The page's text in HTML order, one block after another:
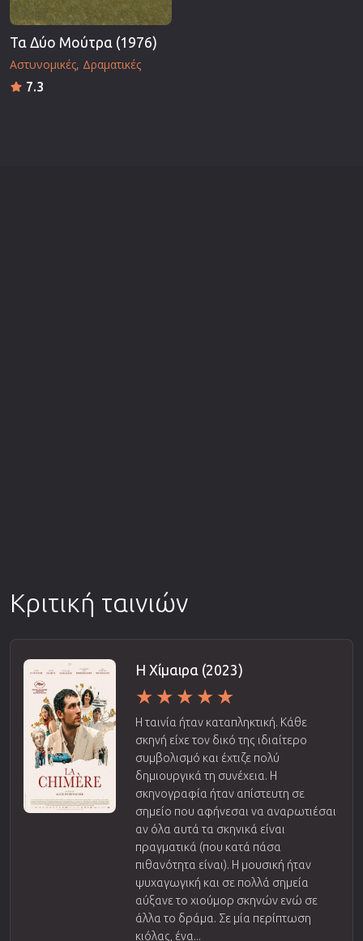
Τα Δύο Μούτρα (1976)
Αστυνομικές Δραματικές
7.3
Κριτική ταινιών
Η Χίμαιρα (2023)
Η ταινία ήταν καταπληκτική. Κάθε
σκηνή είχε τον δικό της ιδιαίτερο
συμβολισμό και έχτιζε πολύ
δημιουργικά τη συνέχεια. Η
σκηνογραφία ήταν απίστευτη σε
σημείο που αφήνεσαι να αναρωτιέσαι
αν όλα αυτά τα σκηνικά είναι
πραγματικά (που κατά πάσα
πιθανότητα είναι). Η μουσική ήταν
ψυχαγωγική και σε πολλά σημεία
αύξανε το χιούμορ σκηνών ενώ σε
άλλα το δράμα. Σε μία περίπτωση
κιόλας, ένα...